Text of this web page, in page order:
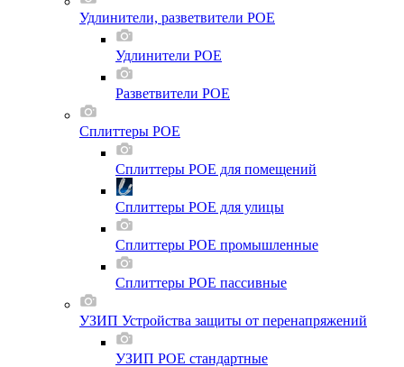
Удлинители, разветвители POE
Удлинители POE
Разветвители POE
Сплиттеры POE
Сплиттеры POE для помещений
Сплиттеры POE для улицы
Сплиттеры POE промышленные
Сплиттеры POE пассивные
УЗИП Устройства защиты от перенапряжений
УЗИП POE стандартные